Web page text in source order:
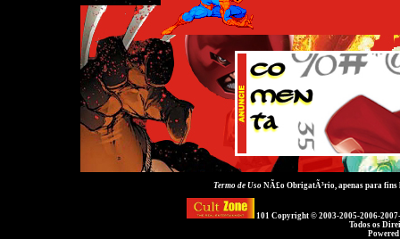
Termo de UsoNÃ£o ObrigatÃ³rio, apenas para
101 Copyright © 2003-2005-2006-
Todos os